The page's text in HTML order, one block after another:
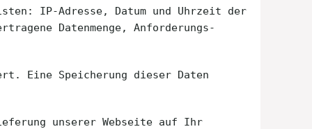
IP-Adresse, Datum und Uhrzeit der
Datenmenge, Anforderungs-
Eine Speicherung dieser Daten
unserer Webseite auf Ihr